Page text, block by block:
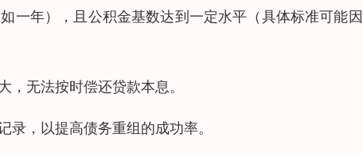
一年），且公积金基数达到一定水平（具体标准可能
无法按时偿还贷款本息。
，以提高债务重组的成功率。